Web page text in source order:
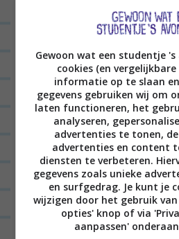
een
SUZANNE 01/10/
Je schrijft dat je
van de pasta olie
alleen geen nut
drijven op het
heeft: olie
water heb
Gewoon wat een studentje
cookies (en
informatie op te slaan
gegevens gebruiken wij om
laten functioneren, het
analyseren,
advertenties te tonen,
advertenties en content
diensten te verbeteren.
gegevens zoals unieke
en surfgedrag. Je kunt je
wijzigen door het gebruik
opties' knop of via
aanpassen'